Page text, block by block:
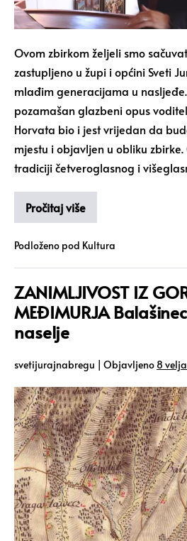
Ovom zbirkom željeli smo
zastupljeno u župi i općini Sveti
mlađim generacijama u
pozamašan glazbeni opus
Horvata bio i jest vrijedan da
mjestu i objavljen u obliku
tradiciji četveroglasnog i
Pročitaj više
Podloženo pod Kultura
ZANIMLJIVOST IZ
MEĐIMURJA
naselje
svetijurajnabregu | Objavljeno 8